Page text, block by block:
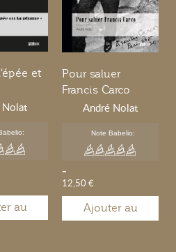
et
Nolat
au
Pour saluer
Francis Carco
André Nolat
Note Babelio:
-
12,50 €
Ajouter au